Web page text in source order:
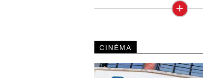
+
CINÉMA